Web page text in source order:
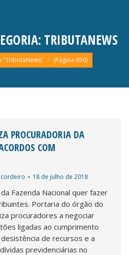
TRIBUTANEWS
"TributaNews" (Página 650)
PROCURADORIA DA
COM
18 de julho de 2018
Fazenda Nacional quer fazer
Portaria do órgão do
procuradores a negociar
ligadas ao cumprimento
de recursos e a
previdenciárias no